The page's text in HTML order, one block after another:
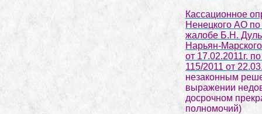
Кассационное
Ненецкого АО по
жалобе Б.Н.
Нарьян-
от 17.02.2011г.
115/2011 от
незаконным
выражении
досрочном
полномочий)